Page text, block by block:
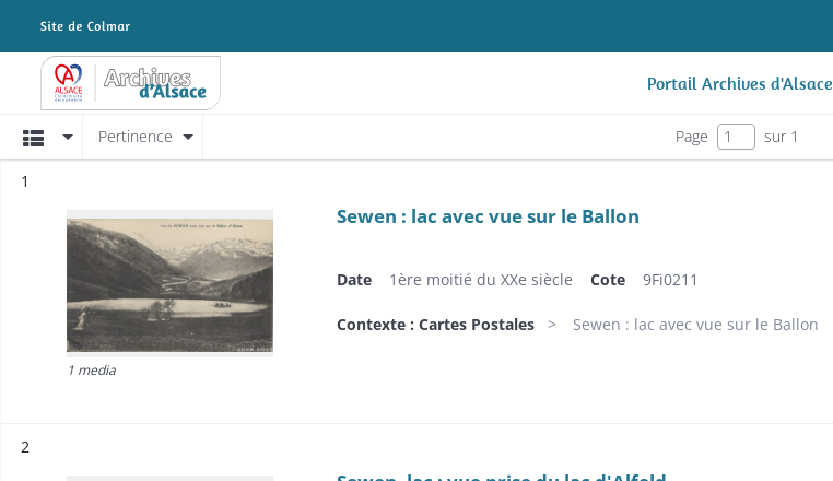
Archives Alsace - Colmar Portail Archives d'Alsace
AffichagePertinence Page sur 1
1
1 media
Sewen : lac avec vue sur le Ballon
Date 1ère moitié du XXe siècle Cote 9Fi0211
Contexte : Cartes Postales Sewen : lac avec vue sur le Ballon
2